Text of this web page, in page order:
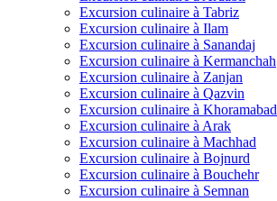
Excursion culinaire à Tabriz
Excursion culinaire à Ilam
Excursion culinaire à Sanandaj
Excursion culinaire à Kermanchah
Excursion culinaire à Zanjan
Excursion culinaire à Qazvin
Excursion culinaire à Khoramabad
Excursion culinaire à Arak
Excursion culinaire à Machhad
Excursion culinaire à Bojnurd
Excursion culinaire à Bouchehr
Excursion culinaire à Semnan